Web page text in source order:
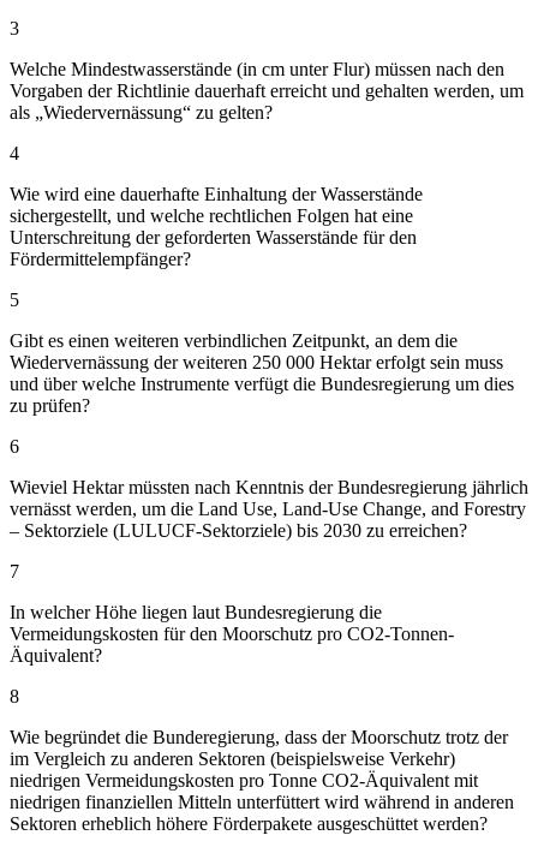
3
Welche Mindestwasserstände (in cm unter Flur) müssen nach den
Vorgaben der Richtlinie dauerhaft erreicht und gehalten werden, um
als „Wiedervernässung“ zu gelten?
4
Wie wird eine dauerhafte Einhaltung der Wasserstände
sichergestellt, und welche rechtlichen Folgen hat eine
Unterschreitung der geforderten Wasserstände für den
Fördermittelempfänger?
5
Gibt es einen weiteren verbindlichen Zeitpunkt, an dem die
Wiedervernässung der weiteren 250 000 Hektar erfolgt sein muss
und über welche Instrumente verfügt die Bundesregierung um dies
zu prüfen?
6
Wieviel Hektar müssten nach Kenntnis der Bundesregierung jährlich
vernässt werden, um die Land Use, Land-Use Change, and Forestry
– Sektorziele (LULUCF-Sektorziele) bis 2030 zu erreichen?
7
In welcher Höhe liegen laut Bundesregierung die
Vermeidungskosten für den Moorschutz pro CO2-Tonnen-
Äquivalent?
8
Wie begründet die Bunderegierung, dass der Moorschutz trotz der
im Vergleich zu anderen Sektoren (beispielsweise Verkehr)
niedrigen Vermeidungskosten pro Tonne CO2-Äquivalent mit
niedrigen finanziellen Mitteln unterfüttert wird während in anderen
Sektoren erheblich höhere Förderpakete ausgeschüttet werden?